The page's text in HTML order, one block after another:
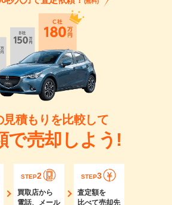
見積もりを比較して
で売却しよう!
STEP2
買取店から
電話、メール
STEP3
査定額を
比べて売却先